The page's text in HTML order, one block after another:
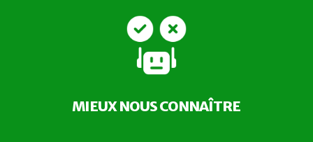
MIEUX NOUS CONNAÎTRE